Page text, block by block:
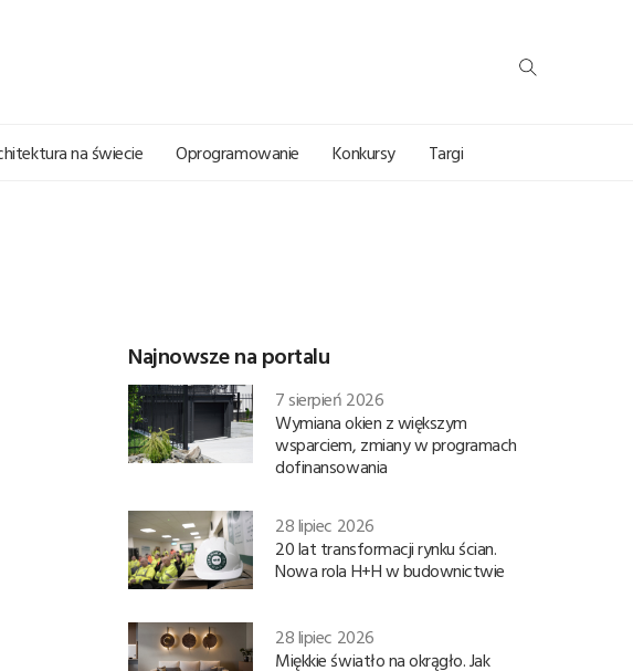
na świecie Oprogramowanie Konkursy Targi
Najnowsze na portalu
7 sierpień 2026
Wymiana okien z większym
wsparciem, zmiany w programach
dofinansowania
28 lipiec 2026
20 lat transformacji rynku ścian.
Nowa rola H+H w budownictwie
28 lipiec 2026
Miękkie światło na okrągło. Jak